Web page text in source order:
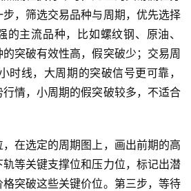
，筛选交易品种与周期，优先选择
的主流品种，比如螺纹钢、原油、
突破有效性高，假突破少；交易周
时线，大周期的突破信号更可靠，
情，小周期的假突破较多，不适合
在选定的周期图上，画出前期的高
等关键支撑位和压力位，标记出潜
突破这些关键价位。第三步，等待